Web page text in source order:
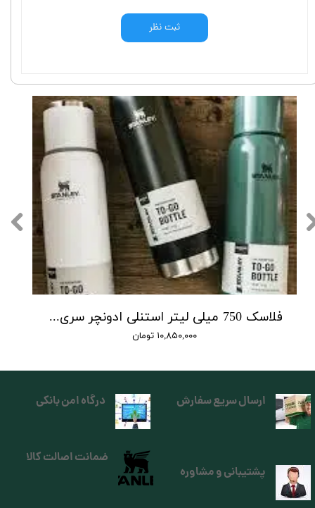
ثبت نظر
فلاسک 750 میلی لیتر استنلی ادونچر سری to go
۱۰,۸۵۰,۰۰۰ تومان
ارسال سریع سفارش درگاه امن بانکی
پشتیبانی و مشاوره
ضمانت اصالت کالا